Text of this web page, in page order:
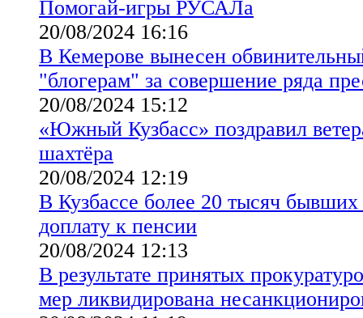
Помогай-игры РУСАЛа
20/08/2024 16:16
В Кемерове вынесен
"блогерам" за совершение ряда
20/08/2024 15:12
«Южный Кузбасс» поздравил
шахтёра
20/08/2024 12:19
В Кузбассе более 20 тысяч
доплату к пенсии
20/08/2024 12:13
В результате принятых
мер ликвидирована